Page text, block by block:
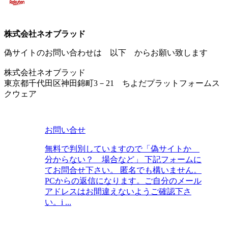
株式会社ネオブラッド
偽サイトのお問い合わせは 以下 からお願い致します
株式会社ネオブラッド
東京都千代田区神田錦町3－21 ちよだプラットフォームス
クウェア
お問い合せ
無料で判別していますので「偽サイトか
分からない？ 場合など」 下記フォームに
てお問合せ下さい。 匿名でも構いません。
PCからの返信になります。ご自分のメール
アドレスはお間違えないようご確認下さ
い。i ...